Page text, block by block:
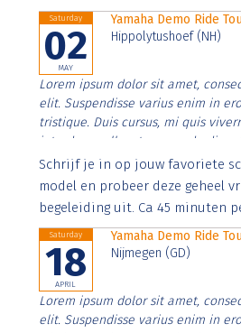
Saturday
02
MAY
Yamaha Demo Ride
Hippolytushoef (NH)
Lorem ipsum dolor sit amet,
elit. Suspendisse varius enim in
tristique. Duis cursus, mi quis
interdum nulla, ut commodo diam
Aenean faucibus nibh et justo
imperdiet. Nunc ut sem vitae risus
Schrijf je in op jouw favoriete
model en probeer deze geheel
begeleiding uit. Ca 45 minuten
Saturday
18
APRIL
Yamaha Demo Ride
Nijmegen (GD)
Lorem ipsum dolor sit amet,
elit. Suspendisse varius enim in